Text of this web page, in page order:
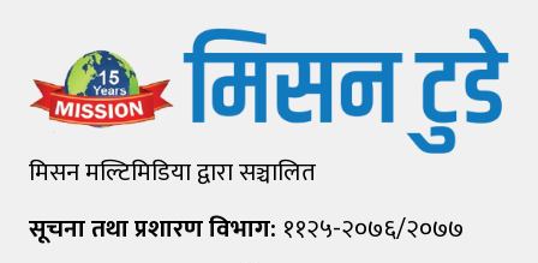
मिसन मल्टिमिडिया द्वारा सञ्चालित
सूचना तथा प्रशारण विभाग: ११२५-२०७६/२०७७